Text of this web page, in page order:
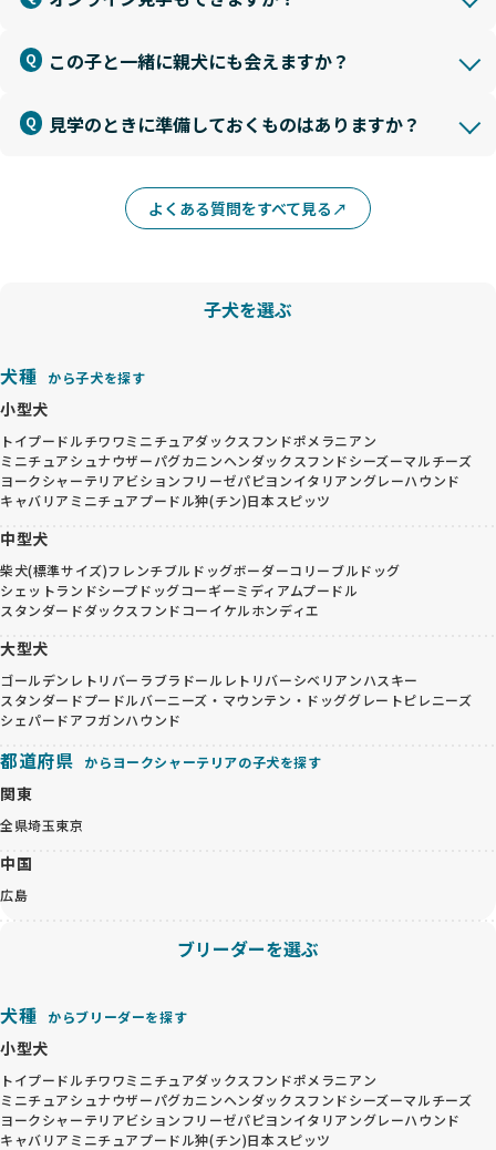
この子と一緒に親犬にも会えますか？
見学のときに準備しておくものはありますか？
よくある質問をすべて見る
子犬を選ぶ
犬種 から子犬を探す
小型犬
トイプードルチワワミニチュアダックスフンドポメラニアン
ミニチュアシュナウザーパグカニンヘンダックスフンドシーズーマルチーズ
ヨークシャーテリアビションフリーゼパピヨンイタリアングレーハウンド
キャバリア ミニチュアプードル狆(チン)日本スピッツ
中型犬
柴犬(標準サイズ)フレンチブルドッグボーダーコリーブルドッグ
シェットランドシープドッグコーギーミディアムプードル
スタンダードダックスフンドコーイケルホンディエ
大型犬
ゴールデンレトリバー ラブラドールレトリバーシベリアンハスキー
スタンダードプードルバーニーズ・マウンテン・ドッググレートピレニーズ
シェパードアフガンハウンド
都道府県 からヨークシャーテリアの子犬を探す
関東
全県埼玉東京
中国
広島
ブリーダーを選ぶ
犬種 からブリーダーを探す
小型犬
トイプードルチワワミニチュアダックスフンドポメラニアン
ミニチュアシュナウザーパグカニンヘンダックスフンドシーズーマルチーズ
ヨークシャーテリアビションフリーゼパピヨンイタリアングレーハウンド
キャバリア ミニチュアプードル狆(チン)日本スピッツ